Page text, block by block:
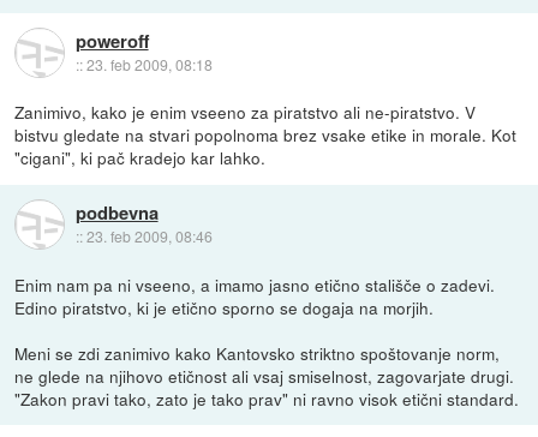
poweroff
::23. feb 2009, 08:18
Zanimivo, kako je enim vseeno za piratstvo ali ne-piratstvo. V
bistvu gledate na stvari popolnoma brez vsake etike in morale. Kot
"cigani", ki pač kradejo kar lahko.
podbevna
::23. feb 2009, 08:46
Enim nam pa ni vseeno, a imamo jasno etično stališče o zadevi.
Edino piratstvo, ki je etično sporno se dogaja na morjih.
Meni se zdi zanimivo kako Kantovsko striktno spoštovanje norm,
ne glede na njihovo etičnost ali vsaj smiselnost, zagovarjate drugi.
"Zakon pravi tako, zato je tako prav" ni ravno visok etični standard.